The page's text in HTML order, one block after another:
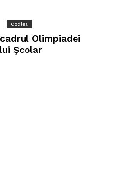
Codlea
Olimpiadei
Școlar